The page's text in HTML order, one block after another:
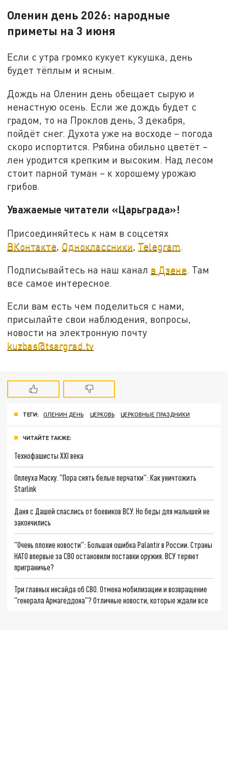
Оленин день 2026: народные
приметы на 3 июня
Если с утра громко кукует кукушка, день
будет тёплым и ясным.
Дождь на Оленин день обещает сырую и
ненастную осень. Если же дождь будет с
градом, то на Проклов день, 3 декабря,
пойдёт снег. Духота уже на восходе – погода
скоро испортится. Рябина обильно цветёт –
лен уродится крепким и высоким. Над лесом
стоит парной туман – к хорошему урожаю
грибов.
Уважаемые читатели «Царьграда»!
Присоединяйтесь к нам в соцсетях
ВКонтакте, Одноклассники, Telegram.
Подписывайтесь на наш канал в Дзене. Там
все самое интересное.
Если вам есть чем поделиться с нами,
присылайте свои наблюдения, вопросы,
новости на электронную почту
kuzbas@tsargrad.tv
ТЕГИ: ОЛЕНИН ДЕНЬ ЦЕРКОВЬ ЦЕРКОВНЫЕ ПРАЗДНИКИ
ЧИТАЙТЕ ТАКЖЕ:
Технофашисты XXI века
Оплеуха Маску. "Пора снять белые перчатки": Как уничтожить
Starlink
Даня с Дашей спаслись от боевиков ВСУ. Но беды для малышей не
закончились
"Очень плохие новости": Большая ошибка Palantir в России. Страны
НАТО впервые за СВО остановили поставки оружия. ВСУ теряют
приграничье?
Три главных инсайда об СВО. Отмена мобилизации и возвращение
"генерала Армагеддона"? Отличные новости, которые ждали все